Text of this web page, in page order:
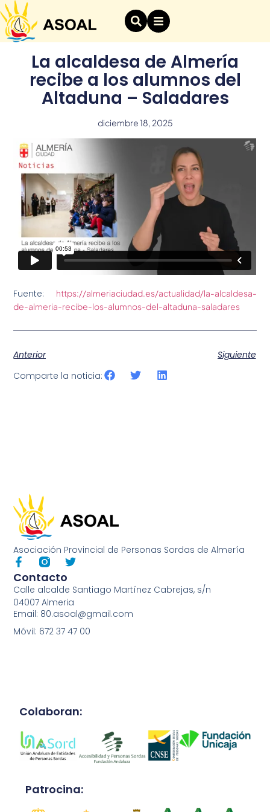
La alcaldesa de Almería
recibe a los alumnos del
Altaduna – Saladares
diciembre 18, 2025
Fuente:
https://almeriaciudad.es/actualidad/la-alcaldesa-
de-almeria-recibe-los-alumnos-del-altaduna-saladares
Anterior
Siguiente
Comparte la noticia:
Asociación Provincial de Personas Sordas de Almería
Contacto
Calle alcalde Santiago Martínez Cabrejas, s/n
04007 Almeria
Email: 80.asoal@gmail.com
Móvil: 672 37 47 00
Colaboran:
Patrocina: